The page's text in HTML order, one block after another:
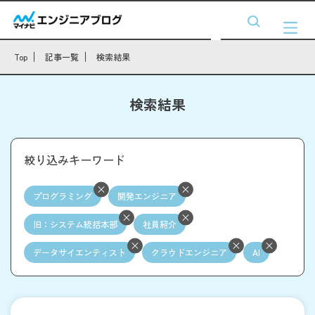
Top 記事一覧 検索結果
検索結果
絞り込みキーワード
プログラミング 開発エンジニア
旧：システム統括本部 社員紹介
データサイエンティスト クラウドエンジニア AI